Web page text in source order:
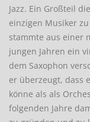
Jazz. Ein Großteil
einzigen Musiker
stammte aus einer
jungen Jahren ein
dem Saxophon
er überzeugt, dass
könne als als
folgenden Jahre